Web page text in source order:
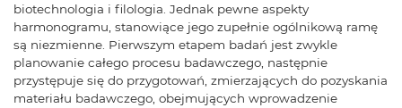
biotechnologia i filologia. Jednak pewne aspekty
harmonogramu, stanowiące jego zupełnie ogólnikową ramę
są niezmienne. Pierwszym etapem badań jest zwykle
planowanie całego procesu badawczego, następnie
przystępuje się do przygotowań, zmierzających do pozyskania
materiału badawczego, obejmujących wprowadzenie